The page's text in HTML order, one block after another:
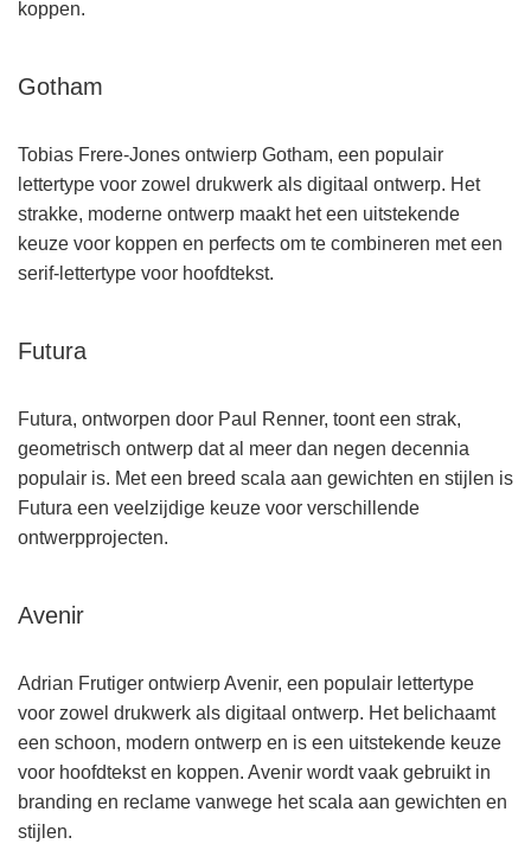
koppen.
Gotham
Tobias Frere-Jones ontwierp Gotham, een populair
lettertype voor zowel drukwerk als digitaal ontwerp. Het
strakke, moderne ontwerp maakt het een uitstekende
keuze voor koppen en perfects om te combineren met een
serif-lettertype voor hoofdtekst.
Futura
Futura, ontworpen door Paul Renner, toont een strak,
geometrisch ontwerp dat al meer dan negen decennia
populair is. Met een breed scala aan gewichten en stijlen is
Futura een veelzijdige keuze voor verschillende
ontwerpprojecten.
Avenir
Adrian Frutiger ontwierp Avenir, een populair lettertype
voor zowel drukwerk als digitaal ontwerp. Het belichaamt
een schoon, modern ontwerp en is een uitstekende keuze
voor hoofdtekst en koppen. Avenir wordt vaak gebruikt in
branding en reclame vanwege het scala aan gewichten en
stijlen.